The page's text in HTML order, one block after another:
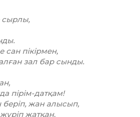
сырлы,
пікірмен,
зал бар сынды.
пірім-датқам!
беріп, жан алысып,
жатқан.